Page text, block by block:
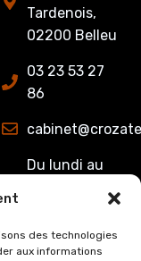
des technologies
aux informations
Tardenois,
02200 Belleu
03 23 53 27
86
Du lundi au
8h00 à 12h15
et de 13h15 à
17h00.